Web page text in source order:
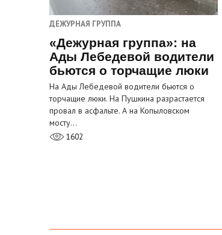
ДЕЖУРНАЯ ГРУППА
«Дежурная группа»: на
Ады Лебедевой водители
бьются о торчащие люки
На Ады Лебедевой водители бьются о
торчащие люки. На Пушкина разрастается
провал в асфальте. А на Копыловском
мосту…
1602